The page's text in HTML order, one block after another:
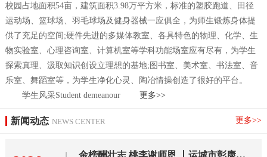
校园占地面积54亩，建筑面积3.98万平方米，标准的塑胶跑道、田径
运动场、篮球场、羽毛球场及健身器械一应俱全，为师生锻炼身体提
供了充足的空间;硬件先进的多媒体教室、各具特色的物理、化学、生
物实验室、心理咨询室、计算机室等学科功能场室应有尽有，为学生
探索真理、汲取知识创设立理想的基地;图书室、美术室、书法室、音
乐室、舞蹈室等，为学生净化心灵、陶冶情操创造了很好的平台。
学生风采Student demeanour 更多>>
新闻动态 NEWS CENTER 更多>>